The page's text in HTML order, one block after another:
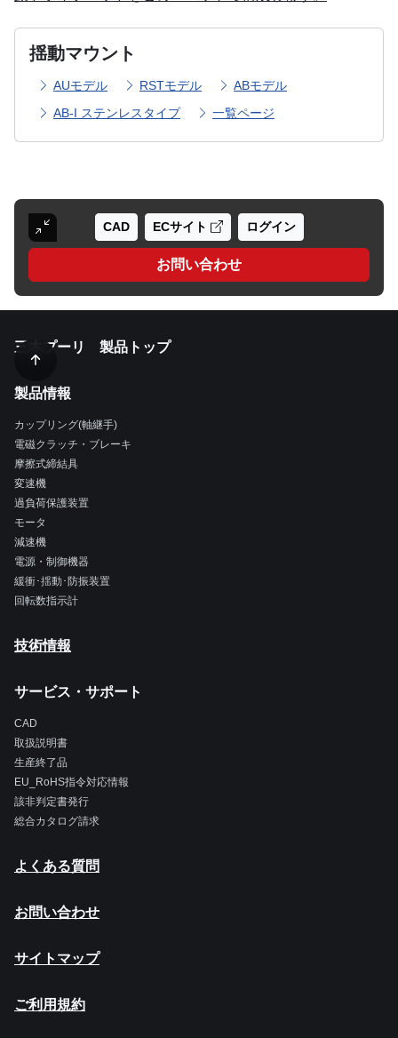
揺動マウント
AUモデル RSTモデル
ABモデル
AB-I ステンレスタイプ
一覧ページ
CAD ECサイト ログイン
お問い合わせ
三木プーリ 製品トップ
製品情報
カップリング(軸継手)
電磁クラッチ・ブレーキ
摩擦式締結具
変速機
過負荷保護装置
モータ
減速機
電源・制御機器
緩衝･揺動･防振装置
回転数指示計
技術情報
サービス・サポート
CAD
取扱説明書
生産終了品
EU_RoHS指令対応情報
該非判定書発行
総合カタログ請求
よくある質問
お問い合わせ
サイトマップ
ご利用規約